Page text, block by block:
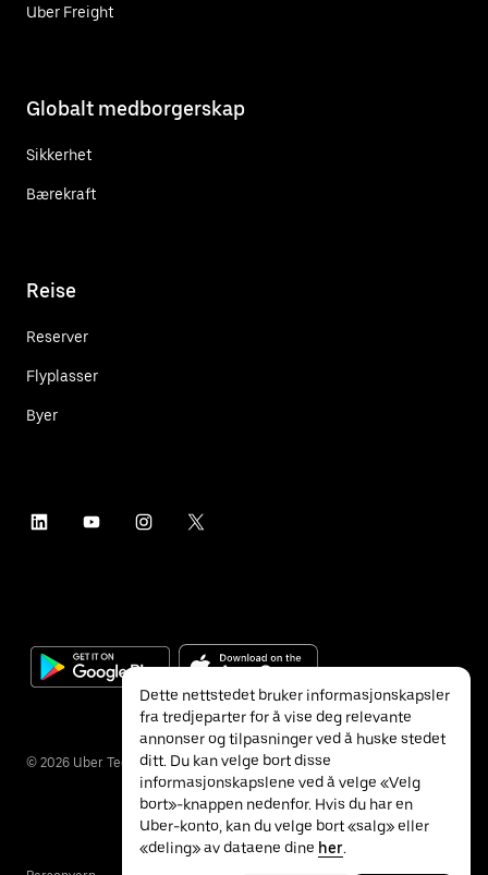
Uber Freight
Globalt medborgerskap
Sikkerhet
Bærekraft
Reise
Reserver
Flyplasser
Byer
© 2026 Uber Technologies Inc.
Dette nettstedet bruker informasjonskapsler
fra tredjeparter for å vise deg relevante
annonser og tilpasninger ved å huske stedet
ditt. Du kan velge bort disse
informasjonskapslene ved å velge «Velg
bort»-knappen nedenfor. Hvis du har en
Uber-konto, kan du velge bort «salg» eller
«deling» av dataene dine her.